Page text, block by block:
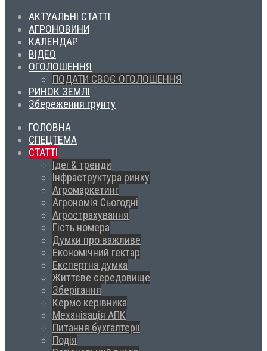
АКТУАЛЬНІ СТАТТІ
АГРОНОВИНИ
КАЛЕНДАР
ВІДЕО
ОГОЛОШЕННЯ
ПОДАТИ СВОЄ ОГОЛОШЕННЯ
РИНОК ЗЕМЛІ
Збереження грунту
ГОЛОВНА
СПЕЦТЕМА
СТАТТІ
Ідеї & тренди
Інфраструктура ринку
Агромаркетинг
Агрономія Сьогодні
Агрострахування
Гість номера
Думки про важливе
Економічний гектар
Експертна думка
Життєве середовище
Зберігання
Кермо керівника
Механізація АПК
Питання бухгалтерії
Подія